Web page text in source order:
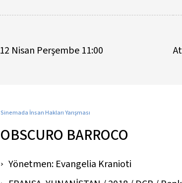
12 Nisan Perşembe 11:00
Sinemada İnsan Hakları Yarışması
OBSCURO BARROCO
Yönetmen: Evangelia Kranioti